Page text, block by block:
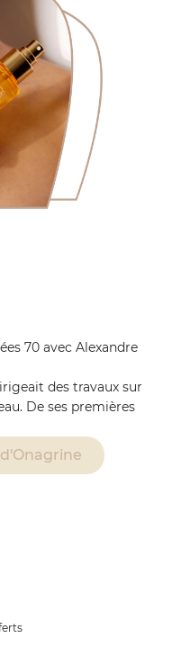
70 avec Alexandre
des travaux sur
De ses premières